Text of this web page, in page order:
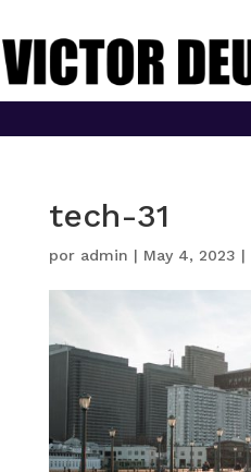
tech-31
por admin | May 4, 2023 |